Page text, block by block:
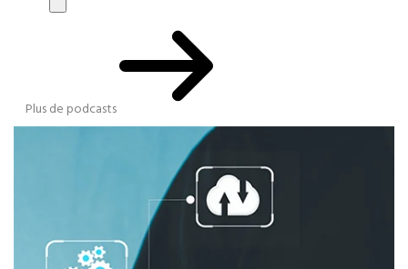
Plus de podcasts